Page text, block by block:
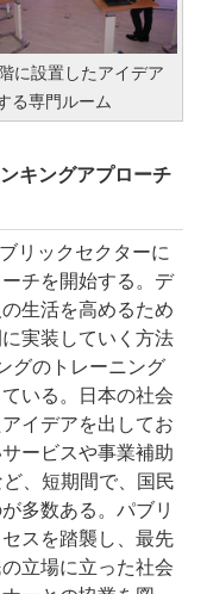
に設置したアイデア
る専門ルーム
キングアプローチ
リックセクターに
チを開始する。デ
生活を高めるため
実装していく方法
グのトレーニング
いる。日本の社会
イデアを出してお
ービスや事業補助
、短期間で、国民
多数ある。パブリ
スを踏襲し、最先
立場に立った社会